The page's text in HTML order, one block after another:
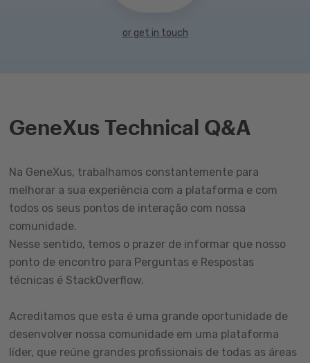
or get in touch
GeneXus Technical Q&A
Na GeneXus, trabalhamos constantemente para
melhorar a sua experiência com a plataforma e com
todos os seus pontos de interação com nossa
comunidade.
Nesse sentido, temos o prazer de informar que nosso
ponto de encontro para Perguntas e Respostas
técnicas é StackOverflow.
Acreditamos que esta é uma grande oportunidade de
desenvolver nossa comunidade em uma plataforma
líder, que reúne grandes profissionais de todas as áreas